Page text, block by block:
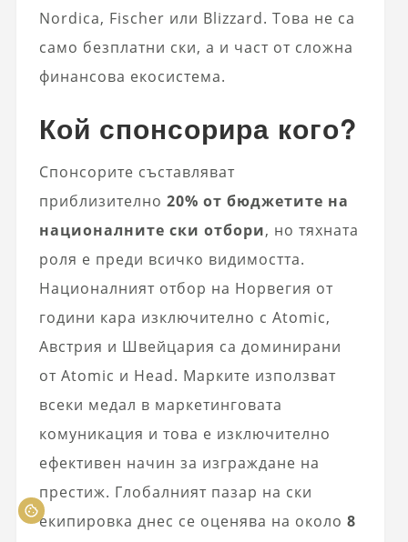
Nordica, Fischer или Blizzard. Това не са
само безплатни ски, а и част от сложна
финансова екосистема.
Кой спонсорира кого?
Спонсорите съставляват
приблизително 20% от бюджетите на
националните ски отбори, но тяхната
роля е преди всичко видимостта.
Националният отбор на Норвегия от
години кара изключително с Atomic,
Австрия и Швейцария са доминирани
от Atomic и Head. Марките използват
всеки медал в маркетинговата
комуникация и това е изключително
ефективен начин за изграждане на
престиж. Глобалният пазар на ски
екипировка днес се оценява на около 8